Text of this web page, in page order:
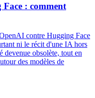
: comment
contre Hugging Face
ni le récit d'une IA hors
devenue obsolète, tout en
des modèles de